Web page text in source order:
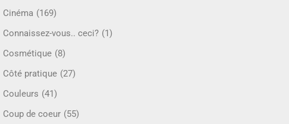
Cinéma (169)
Connaissez-vous.. ceci? (1)
Cosmétique (8)
Côté pratique (27)
Couleurs (41)
Coup de coeur (55)